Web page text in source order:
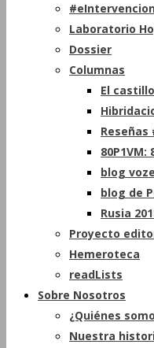
Laboratorio
Dossier
Columnas
El
blog
blog de
Rusia
Proyecto
Hemeroteca
readLists
Sobre Nosotros
¿Quiénes
Nuestra